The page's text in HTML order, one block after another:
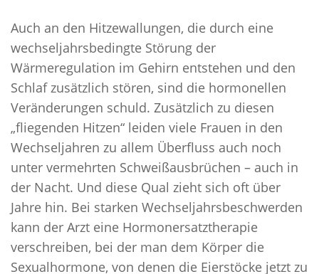
Auch an den Hitzewallungen, die durch eine
wechseljahrsbedingte Störung der
Wärmeregulation im Gehirn entstehen und den
Schlaf zusätzlich stören, sind die hormonellen
Veränderungen schuld. Zusätzlich zu diesen
„fliegenden Hitzen“ leiden viele Frauen in den
Wechseljahren zu allem Überfluss auch noch
unter vermehrten Schweißausbrüchen – auch in
der Nacht. Und diese Qual zieht sich oft über
Jahre hin. Bei starken Wechseljahrsbeschwerden
kann der Arzt eine Hormonersatztherapie
verschreiben, bei der man dem Körper die
Sexualhormone, von denen die Eierstöcke jetzt zu